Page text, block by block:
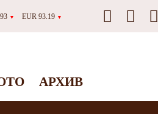
▼ EUR 93.19 ▼
АРХИВ